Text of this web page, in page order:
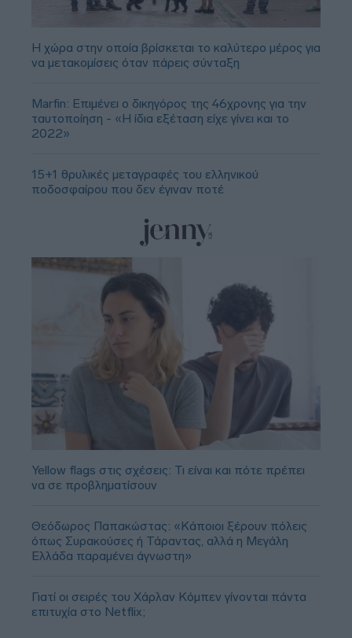
Η χώρα στην οποία βρίσκεται το καλύτερο μέρος για
να μετακομίσεις όταν πάρεις σύνταξη
Marfin: Επιμένει ο δικηγόρος της 46χρονης για την
ταυτοποίηση - «Η ίδια εξέταση είχε γίνει και το
2022»
15+1 θρυλικές μεταγραφές του ελληνικού
ποδοσφαίρου που δεν έγιναν ποτέ
Yellow flags στις σχέσεις: Τι είναι και πότε πρέπει
να σε προβληματίσουν
Θεόδωρος Παπακώστας: «Κάποιοι ξέρουν πόλεις
όπως Συρακούσες ή Τάραντας, αλλά η Μεγάλη
Ελλάδα παραμένει άγνωστη»
Γιατί οι σειρές του Χάρλαν Κόμπεν γίνονται πάντα
επιτυχία στο Netflix;